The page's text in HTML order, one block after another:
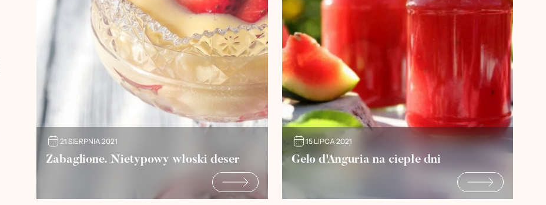
21 SIERPNIA 2021
Zabaglione. Nietypowy włoski deser
15 LIPCA 2021
Gelo d'Anguria na ciepłe dni